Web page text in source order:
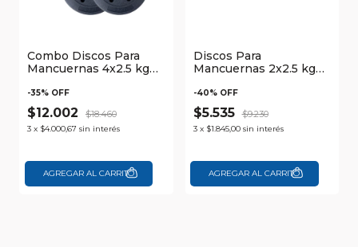
Combo Discos Para
Mancuernas 4x2.5 kg
-35% OFF
$12.002 $18.460
3 x $4.000,67 sin interés
Discos Para
Mancuernas 2x2.5 kg
-40% OFF
$5.535 $9.230
3 x $1.845,00 sin interés